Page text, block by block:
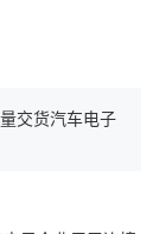
交货汽车电子